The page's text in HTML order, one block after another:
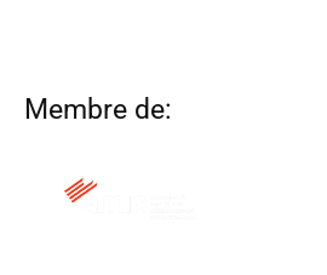
Membre de: